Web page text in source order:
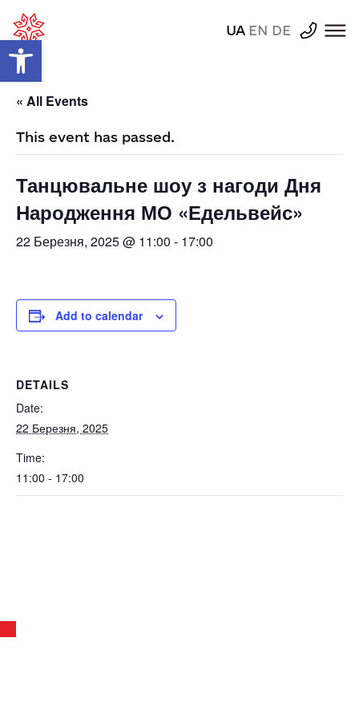
Відкрити Панель інструментів
UA EN DE
« All Events
This event has passed.
Танцювальне шоу з нагоди Дня
Народження МО «Едельвейс»
22 Березня, 2025 @ 11:00 - 17:00
Add to calendar
DETAILS
Date:
22 Березня, 2025
Time:
11:00 - 17:00